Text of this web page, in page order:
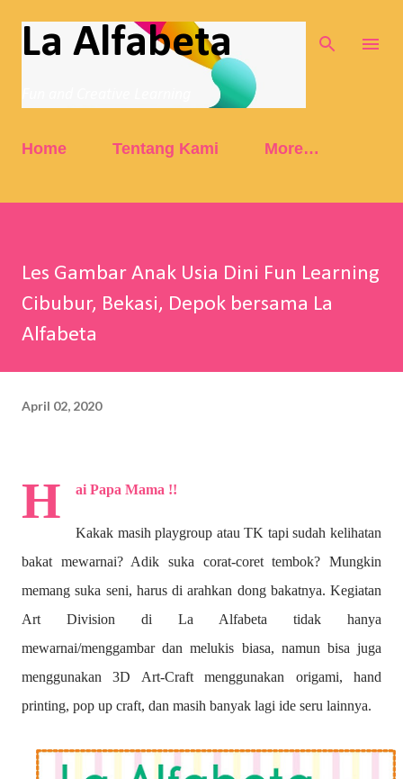
Skip to main content
La Alfabeta
Home Tentang Kami More…
Les Gambar Anak Usia Dini Fun Learning
Cibubur, Bekasi, Depok bersama La
Alfabeta
April 02, 2020
H ai Papa Mama !!
Kakak masih playgroup atau TK tapi sudah kelihatan
bakat mewarnai? Adik suka corat-coret tembok? Mungkin
memang suka seni, harus di arahkan dong bakatnya. Kegiatan
Art Division di La Alfabeta tidak hanya
mewarnai/menggambar dan melukis biasa, namun bisa juga
menggunakan 3D Art-Craft menggunakan origami, hand
printing, pop up craft, dan masih banyak lagi ide seru lainnya.